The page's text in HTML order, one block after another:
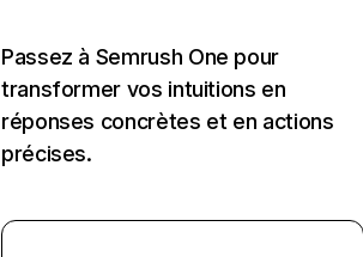
Passez à Semrush One pour
transformer vos intuitions en
réponses concrètes et en actions
précises.